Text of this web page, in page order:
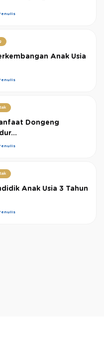
Anak Usia
Dongeng
Anak Usia 3 Tahun